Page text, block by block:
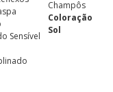
Sensível
Champôs
Coloração
Sol